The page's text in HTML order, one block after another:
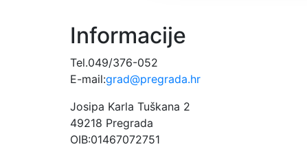
Informacije
Tel.049/376-052
E-mail:grad@pregrada.hr
Josipa Karla Tuškana 2
49218 Pregrada
OIB:01467072751